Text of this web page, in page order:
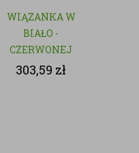
WIĄZANKA W
BIAŁO -
CZERWONEJ
KOLORYSTYCE
303,59 zł